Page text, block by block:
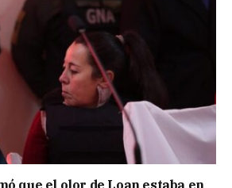
que el olor de Loan estaba en